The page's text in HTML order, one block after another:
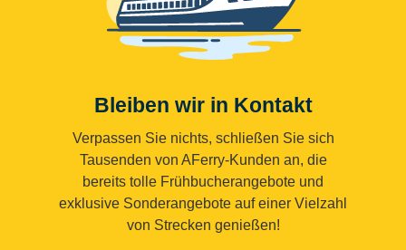
Bleiben wir in Kontakt
Verpassen Sie nichts, schließen Sie sich
Tausenden von AFerry-Kunden an, die
bereits tolle Frühbucherangebote und
exklusive Sonderangebote auf einer Vielzahl
von Strecken genießen!